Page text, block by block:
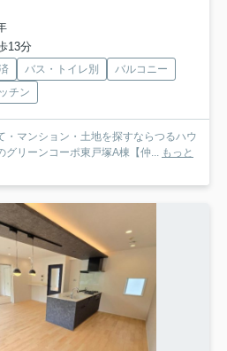
13分
バス・トイレ別
バルコニー
チン
・マンション・土地を探すならつるハウ
グリーンコーポ東戸塚A棟【仲... もっと